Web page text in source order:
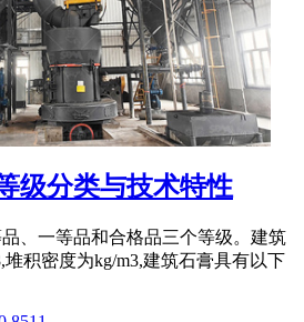
级分类与技术特性
、一等品和合格品三个等级。建筑
堆积密度为kg/m3,建筑石膏具有以下